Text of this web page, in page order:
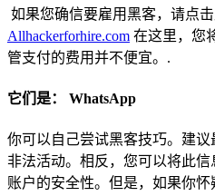
如果您确信要雇用黑客，请点击
Allhackerforhire.com 在这里，您
管支付的费用并不便宜。.
它们是： WhatsApp
你可以自己尝试黑客技巧。建议
非法活动。相反，您可以将此
账户的安全性。但是，如果你